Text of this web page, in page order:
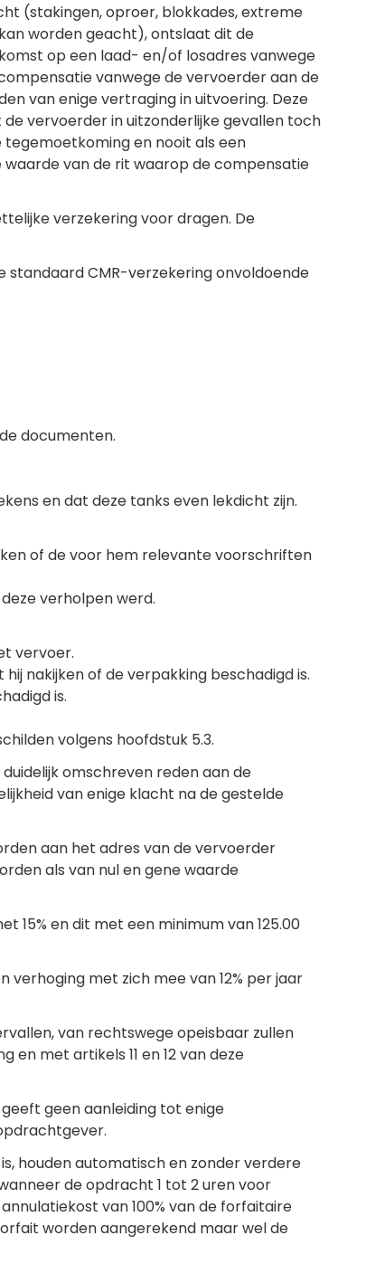
(stakingen, oproer, blokkades, extreme
worden geacht), ontslaat dit de
op een laad- en/of losadres vanwege
vanwege de vervoerder aan de
van enige vertraging in uitvoering. Deze
vervoerder in uitzonderlijke gevallen toch
en nooit als een
van de rit waarop de compensatie
verzekering voor dragen. De
CMR-verzekering onvoldoende
documenten.
en dat deze tanks even lekdicht zijn.
of de voor hem relevante voorschriften
verholpen werd.
vervoer.
nakijken of de verpakking beschadigd is.
is.
volgens hoofdstuk 5.3.
omschreven reden aan de
van enige klacht na de gestelde
aan het adres van de vervoerder
als van nul en gene waarde
15% en dit met een minimum van 125.00
met zich mee van 12% per jaar
van rechtswege opeisbaar zullen
met artikels 11 en 12 van deze
geen aanleiding tot enige
houden automatisch en zonder verdere
de opdracht 1 tot 2 uren voor
van 100% van de forfaitaire
worden aangerekend maar wel de